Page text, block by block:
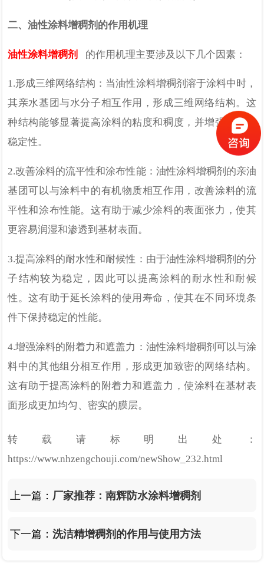
二、油性涂料增稠剂的作用机理
油性涂料增稠剂 的作用机理主要涉及以下几个因素：
1.形成三维网络结构：当油性涂料增稠剂溶于涂料中时，
其亲水基团与水分子相互作用，形成三维网络结构。这
种结构能够显著提高涂料的粘度和稠度，并增强涂料的
稳定性。
2.改善涂料的流平性和涂布性能：油性涂料增稠剂的亲油
基团可以与涂料中的有机物质相互作用，改善涂料的流
平性和涂布性能。这有助于减少涂料的表面张力，使其
更容易润湿和渗透到基材表面。
3.提高涂料的耐水性和耐候性：由于油性涂料增稠剂的分
子结构较为稳定，因此可以提高涂料的耐水性和耐候
性。这有助于延长涂料的使用寿命，使其在不同环境条
件下保持稳定的性能。
4.增强涂料的附着力和遮盖力：油性涂料增稠剂可以与涂
料中的其他组分相互作用，形成更加致密的网络结构。
这有助于提高涂料的附着力和遮盖力，使涂料在基材表
面形成更加均匀、密实的膜层。
转载请标明出处：
https://www.nhzengchouji.com/newShow_232.html
上一篇： 厂家推荐：南辉防水涂料增稠剂
下一篇：洗洁精增稠剂的作用与使用方法